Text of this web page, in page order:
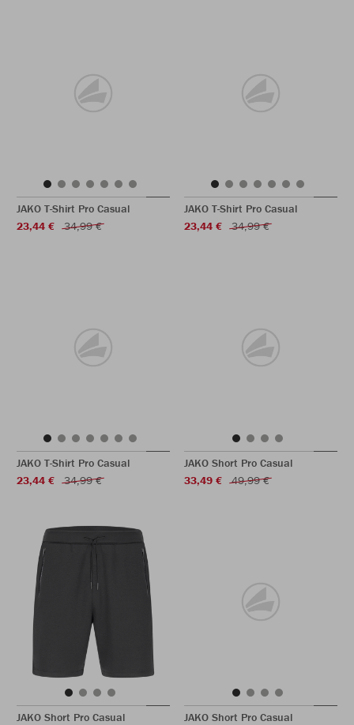
JAKO T-Shirt Pro Casual
23,44 €
34,99 €
JAKO T-Shirt Pro Casual
23,44 €
34,99 €
JAKO T-Shirt Pro Casual
23,44 €
34,99 €
JAKO Short Pro Casual
33,49 €
49,99 €
JAKO Short Pro Casual
JAKO Short Pro Casual